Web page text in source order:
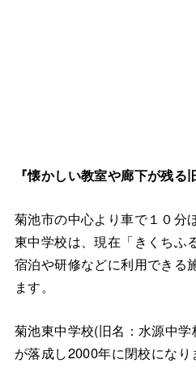
『懐かしい教室や廊下が残る
菊池市の中心より車で１０分
東中学校は、現在「きくちふ
宿泊や研修などに利用できる
ます。
菊池東中学校(旧名：水源中
が落成し2000年に閉校になり